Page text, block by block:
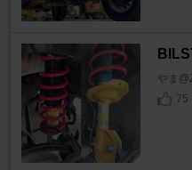
やま
75